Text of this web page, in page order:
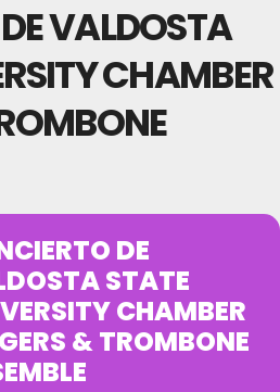
VALDOSTA
CHAMBER
DE
STATE
CHAMBER
& TROMBONE